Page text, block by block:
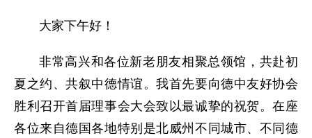
大家下午好！
非常高兴和各位新老朋友相聚总领馆，共赴初
夏之约、共叙中德情谊。我首先要向德中友好协会
胜利召开首届理事会大会致以最诚挚的祝贺。在座
各位来自德国各地特别是北威州不同城市、不同德